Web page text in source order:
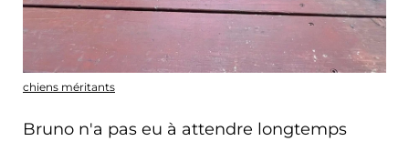
chiens méritants
Bruno n'a pas eu à attendre longtemps